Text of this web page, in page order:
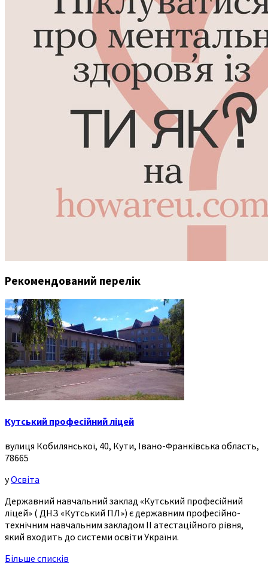
Рекомендований перелік
Кутський професійний ліцей
вулиця Кобилянської, 40, Кути, Івано-Франківська область,
78665
уОсвіта
Державний навчальний заклад «Кутський професійний
ліцей» ( ДНЗ «Кутський ПЛ») є державним професійно-
технічним навчальним закладом ІІ атестаційного рівня,
який входить до системи освіти України.
Більше списків